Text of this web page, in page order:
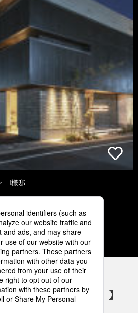
I様邸
4 5 6
電気設備 SNSアカウント